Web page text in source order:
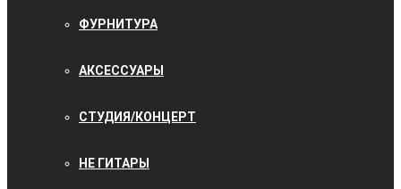
ФУРНИТУРА
АКСЕССУАРЫ
СТУДИЯ/КОНЦЕРТ
НЕ ГИТАРЫ